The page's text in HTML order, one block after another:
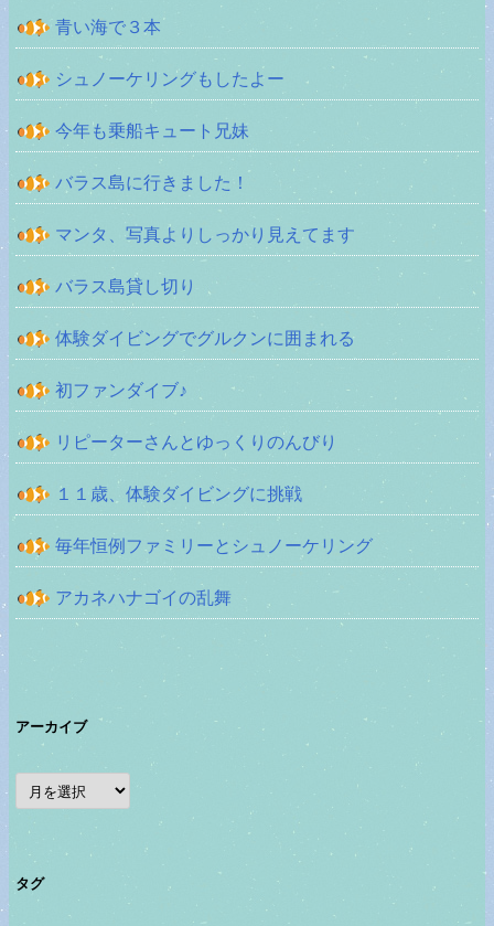
青い海で３本
シュノーケリングもしたよー
今年も乗船キュート兄妹
バラス島に行きました！
マンタ、写真よりしっかり見えてます
バラス島貸し切り
体験ダイビングでグルクンに囲まれる
初ファンダイブ♪
リピーターさんとゆっくりのんびり
１１歳、体験ダイビングに挑戦
毎年恒例ファミリーとシュノーケリング
アカネハナゴイの乱舞
アーカイブ
ア
ー
カ
イ
タグ